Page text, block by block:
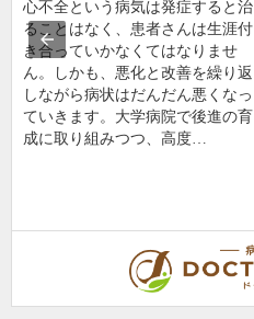
心不全という病気は発症すると治
ることはなく、患者さんは生涯付
き合っていかなくてはなりませ
ん。しかも、悪化と改善を繰り返
しながら病状はだんだん悪くなっ
ていきます。大学病院で後進の育
成に取り組みつつ、高度…